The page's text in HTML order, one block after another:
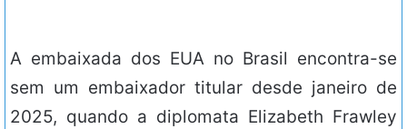
A embaixada dos EUA no Brasil encontra-se
sem um embaixador titular desde janeiro de
2025, quando a diplomata Elizabeth Frawley